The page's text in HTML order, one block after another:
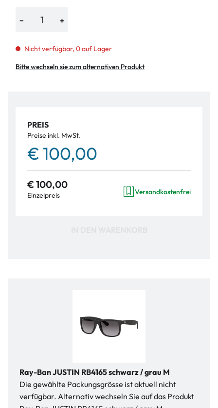
− +
Nicht verfügbar, 0 auf Lager
Bitte wechseln sie zum alternativen Produkt
PREIS
Preise inkl. MwSt.
€ 100,00
€ 100,00
Einzelpreis Versandkostenfrei
Ray-Ban JUSTIN RB4165 schwarz / grau M
Die gewählte Packungsgrösse ist aktuell nicht
verfügbar. Alternativ wechseln Sie auf das Produkt